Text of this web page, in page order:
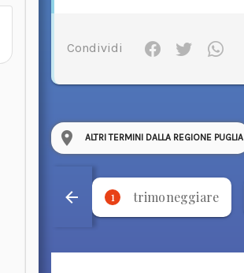
Condividi
ALTRI TERMINI DALLA REGIONE PUGLIA
1 trimoneggiare